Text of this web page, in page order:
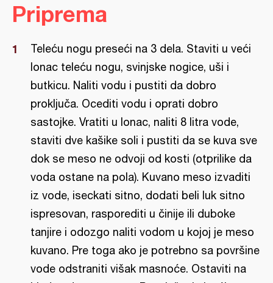
Priprema
Teleću nogu preseći na 3 dela. Staviti u veći
lonac teleću nogu, svinjske nogice, uši i
butkicu. Naliti vodu i pustiti da dobro
proključa. Ocediti vodu i oprati dobro
sastojke. Vratiti u lonac, naliti 8 litra vode,
staviti dve kašike soli i pustiti da se kuva sve
dok se meso ne odvoji od kosti (otprilike da
voda ostane na pola). Kuvano meso izvaditi
iz vode, iseckati sitno, dodati beli luk sitno
ispresovan, rasporediti u činije ili duboke
tanjire i odozgo naliti vodom u kojoj je meso
kuvano. Pre toga ako je potrebno sa površine
vode odstraniti višak masnoće. Ostaviti na